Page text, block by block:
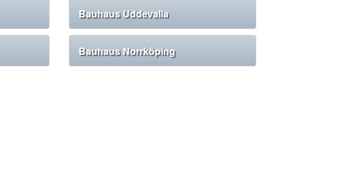
Bauhaus Uddevalla
Bauhaus Norrköping